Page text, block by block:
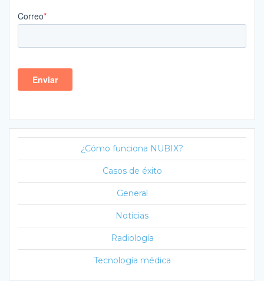
¿Cómo funciona NUBIX?
Casos de éxito
General
Noticias
Radiología
Tecnología médica